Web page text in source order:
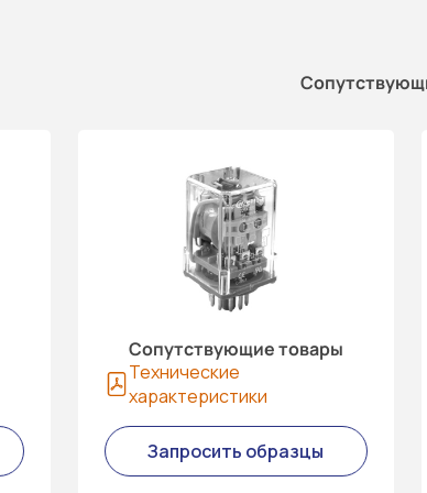
Сопутствующие товары
Технические
характеристики
Запросить образцы